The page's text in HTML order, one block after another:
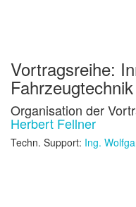
Vortragsreihe:
Fahrzeugtechnik
Organisation der
Herbert Fellner
Techn. Support: Ing.